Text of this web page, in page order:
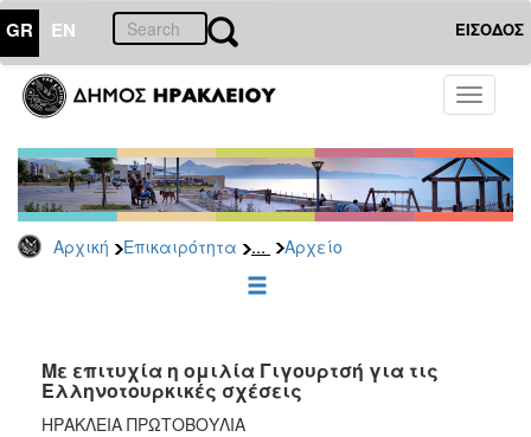
GR EN ΕΙΣΟΔΟΣ
Toggle
Αρχική Επικαιρότητα ... Αρχείο
ΕΠΙΚΑΙΡΟΤΗΤΑ
Παρατάξεις
Αρχείο
ΕΠΙΣΚΕΠΤΗΣ
ΗΡΑΚΛΕΙΟ
Με επιτυχία η ομιλία Γιγουρτσή για τις
Ελληνοτουρκικές σχέσεις
ΗΡΑΚΛΕΙΑ ΠΡΩΤΟΒΟΥΛΙΑ